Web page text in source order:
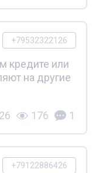
+79532322126
кредите или
на другие
176 1
+79122886426